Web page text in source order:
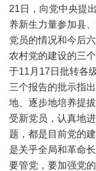
21日，向党中央提
养新生力量参加县
党员的情况和今后
农村党的建设的三
于11月17日批转各
三个报告的批示指
地、逐步地培养提
受新党员，认真地
题，都是目前党的
是关乎全局和革命
要管党，要加强党